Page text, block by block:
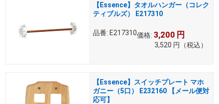
【Essence】タオルハンガー（コレク
ティブルズ） E217310
品番: E217310価格: 3,200 円
3,520 円 （税込）
【Essence】スイッチプレート マホ
ガニー（5口） E232160 【メール便対
応可】